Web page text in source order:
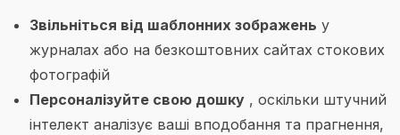
Звільніться від шаблонних зображень у
журналах або на безкоштовних сайтах стокових
фотографій
Персоналізуйте свою дошку , оскільки штучний
інтелект аналізує ваші вподобання та прагнення,